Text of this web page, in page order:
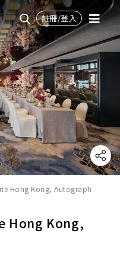
註冊/登入
Hong Kong, Autograph
Hong Kong,